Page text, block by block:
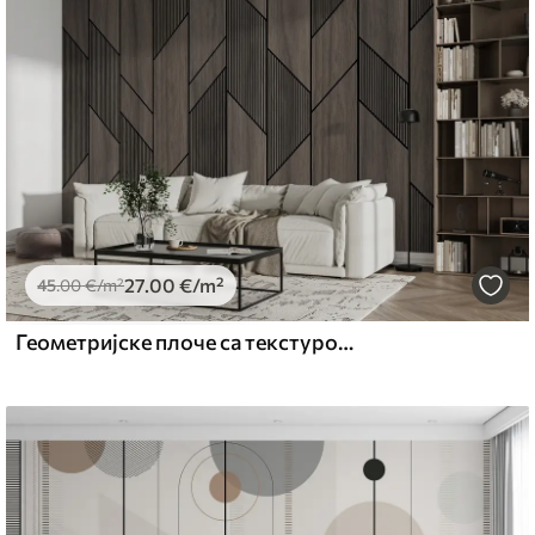
/m²
and Stick
49.00€/m²
45.00€/m²27 .00 €/m²
Геометријске плоче са текстуром дрвета